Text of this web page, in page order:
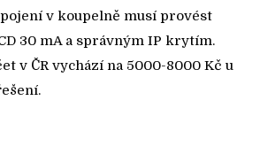
v koupelně musí provést
30 mA a správným IP krytím.
v ČR vychází na 5000-8000 Kč u